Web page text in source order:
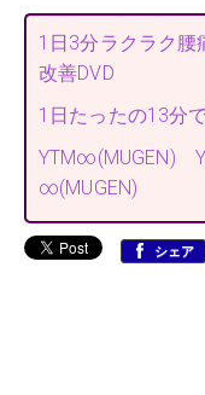
1日3分ラクラク腰
改善DVD
1日たったの13分
YTM∞(MUGEN)
∞(MUGEN)
シェア